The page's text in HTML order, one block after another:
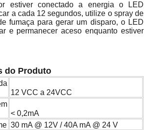
estiver conectado a energia o LED
a cada 12 segundos, utilize o spray de
fumaça para gerar um disparo, o LED
e permanecer aceso enquanto estiver
do Produto
12 VCC a 24VCC
< 0,2mA
30 mA @ 12V / 40A mA @ 24 V